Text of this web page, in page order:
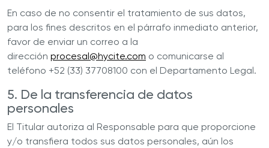
En caso de no consentir el tratamiento de sus datos,
para los fines descritos en el párrafo inmediato anterior,
favor de enviar un correo a la
dirección procesal@hycite.com o comunicarse al
teléfono +52 (33) 37708100 con el Departamento Legal.
5. De la transferencia de datos
personales
El Titular autoriza al Responsable para que proporcione
y/o transfiera todos sus datos personales, aún los